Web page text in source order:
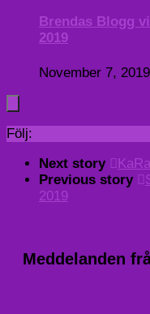
Brendas Blogg
2019
November 7, 2019
Följ:
Next story
Previous story
2019
Meddelanden